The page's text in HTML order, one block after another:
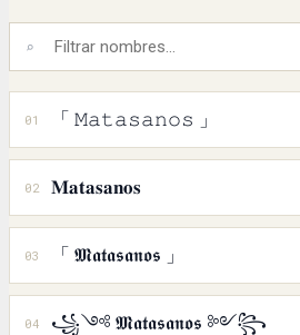
⌕
01 「 𝙼𝚊𝚝𝚊𝚜𝚊𝚗𝚘𝚜 」
02 𝐌𝐚𝐭𝐚𝐬𝐚𝐧𝐨𝐬
03 「 𝕸𝖆𝖙𝖆𝖘𝖆𝖓𝖔𝖘 」
04 ꧁༺ 𝕸𝖆𝖙𝖆𝖘𝖆𝖓𝖔𝖘 ༻꧂